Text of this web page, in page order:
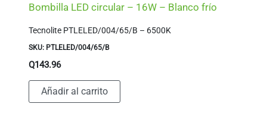
Bombilla LED circular – 16W – Blanco frío
Tecnolite PTLELED/004/65/B – 6500K
SKU: PTLELED/004/65/B
Q143.96
Añadir al carrito